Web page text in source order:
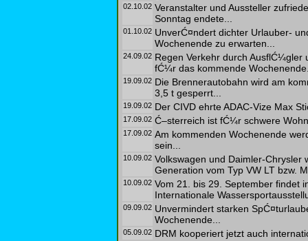
02.10.02 Veranstalter und Aussteller
Sonntag endete...
01.10.02 UnverĆ¤ndert dichter Urlauber-
Wochenende zu erwarten...
24.09.02 Regen Verkehr durch AusflĆ¼gler
fĆ¼r das kommende
19.09.02 Die Brennerautobahn wird am
3,5 t gesperrt...
19.09.02 Der CIVD ehrte ADAC-Vize Max
17.09.02 Ć–sterreich ist fĆ¼r schwere
17.09.02 Am kommenden Wochenende
sein...
10.09.02 Volkswagen und Daimler-Chrysler
Generation vom Typ VW LT bzw.
10.09.02 Vom 21. bis 29. September findet
Internationale
09.09.02 Unvermindert starken
Wochenende...
05.09.02 DRM kooperiert jetzt auch